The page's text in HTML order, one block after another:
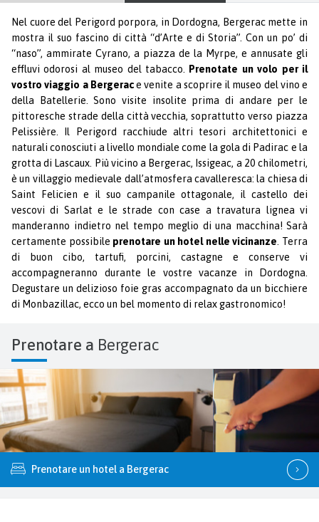
Nel cuore del Perigord porpora, in Dordogna, Bergerac mette in
mostra il suo fascino di città “d’Arte e di Storia”. Con un po’ di
“naso”, ammirate Cyrano, a piazza de la Myrpe, e annusate gli
effluvi odorosi al museo del tabacco.
Prenotate un volo per il
vostro viaggio a Bergerace venite a scoprire il museo del vino e
della Batellerie. Sono visite insolite prima di andare per le
pittoresche strade della città vecchia, soprattutto verso piazza
Pelissière. Il Perigord racchiude altri tesori architettonici e
naturali conosciuti a livello mondiale come la gola di Padirac e la
grotta di Lascaux. Più vicino a Bergerac, Issigeac, a 20 chilometri,
è un villaggio medievale dall’atmosfera cavalleresca: la chiesa di
Saint Felicien e il suo campanile ottagonale, il castello dei
vescovi di Sarlat e le strade con case a travatura lignea vi
manderanno indietro nel tempo meglio di una macchina! Sarà
certamente possibile prenotare un hotel nelle vicinanze . Terra
di buon cibo, tartufi, porcini, castagne e conserve vi
accompagneranno durante le vostre vacanze in Dordogna.
Degustare un delizioso foie gras accompagnato da un bicchiere
di Monbazillac, ecco un bel momento di relax gastronomico!
Prenotare a Bergerac
Prenotare un hotel a Bergerac